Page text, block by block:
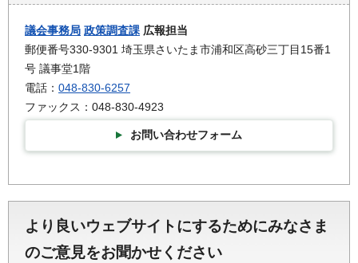
議会事務局 政策調査課 広報担当
郵便番号330-9301 埼玉県さいたま市浦和区高砂三丁目15番1
号 議事堂1階
電話： 048-830-6257
ファックス：048-830-4923
お問い合わせフォーム
より良いウェブサイトにするためにみなさま
のご意見をお聞かせください